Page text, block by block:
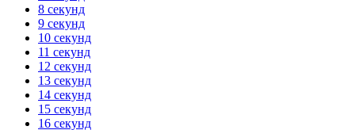
8 секунд
9 секунд
10 секунд
11 секунд
12 секунд
13 секунд
14 секунд
15 секунд
16 секунд